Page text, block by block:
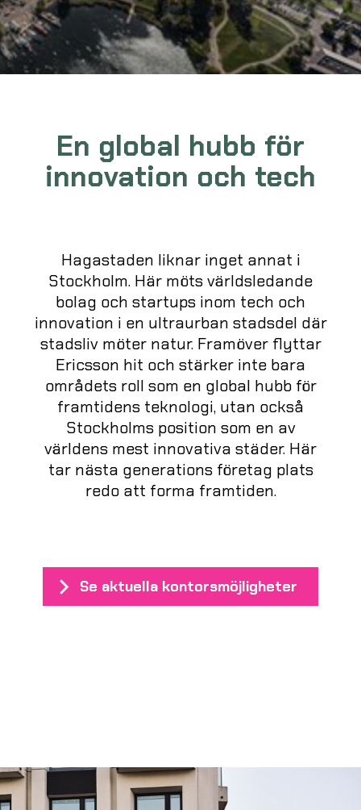
En global hubb för
innovation och tech
Hagastaden liknar inget annat i
Stockholm. Här möts världsledande
bolag och startups inom tech och
innovation i en ultraurban stadsdel där
stadsliv möter natur. Framöver flyttar
Ericsson hit och stärker inte bara
områdets roll som en global hubb för
framtidens teknologi, utan också
Stockholms position som en av
världens mest innovativa städer. Här
tar nästa generations företag plats
redo att forma framtiden.
Se aktuella kontorsmöjligheter